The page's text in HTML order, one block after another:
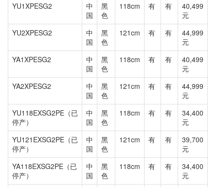
YU1XPESG2
中
国
黑
色
118cm 有 有
40,499
元
YU2XPESG2
中
国
黑
色
121cm 有 有
44,999
元
YA1XPESG2
中
国
黑
色
118cm 有 有
40,499
元
YA2XPESG2
中
国
黑
色
121cm 有 有
44,999
元
YU118EXSG2PE（已
停产）
中
国
黑
色
118cm 有 有
34,400
元
YU121EXSG2PE（已
停产）
中
国
黑
色
121cm 有 有
39,700
元
YA118EXSG2PE（已
停产）
中
国
黑
色
118cm 有 有
34,400
元